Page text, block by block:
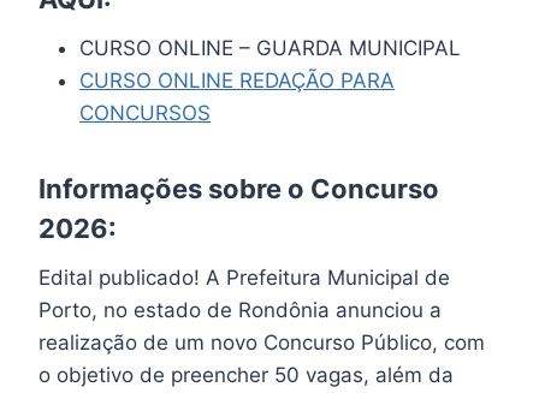
CURSO ONLINE – GUARDA MUNICIPAL
CURSO ONLINE REDAÇÃO PARA
CONCURSOS
Informações sobre o Concurso
2026:
Edital publicado! A Prefeitura Municipal de
Porto, no estado de Rondônia anunciou a
realização de um novo Concurso Público, com
o objetivo de preencher 50 vagas, além da